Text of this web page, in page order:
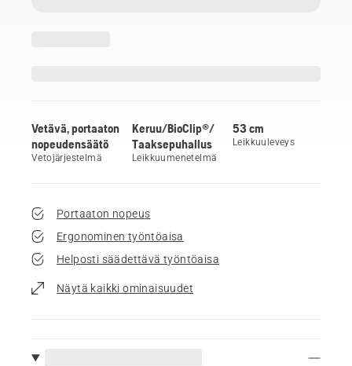
Vetävä, portaaton
nopeudensäätö
Vetojärjestelmä
Keruu/BioClip®/
Taaksepuhallus
Leikkuumenetelmä
53 cm
Leikkuuleveys
Portaaton nopeus
Ergonominen työntöaisa
Helposti säädettävä työntöaisa
Näytä kaikki ominaisuudet